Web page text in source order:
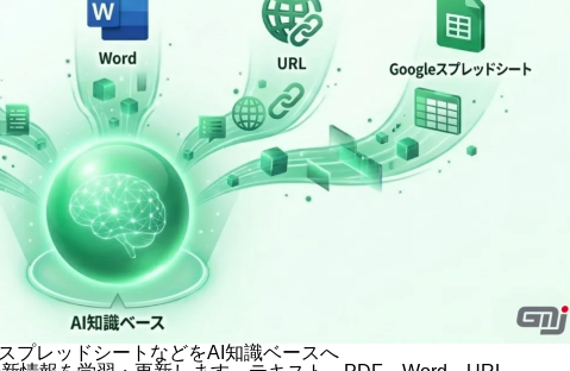
プレッドシートなどをAI知識ベースへ